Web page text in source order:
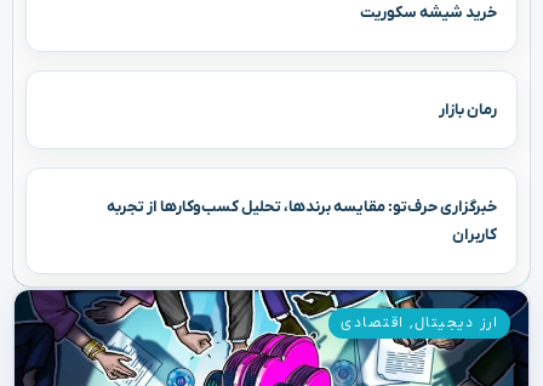
خرید شیشه سکوریت
رمان بازار
خبرگزاری حرف‌تو: مقایسه برندها، تحلیل کسب‌وکارها از تجربه
کاربران
ارز دیجیتال, اقتصادی